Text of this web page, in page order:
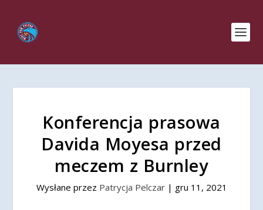
Konferencja prasowa
Davida Moyesa przed
meczem z Burnley
Wysłane przez Patrycja Pelczar| gru 11, 2021